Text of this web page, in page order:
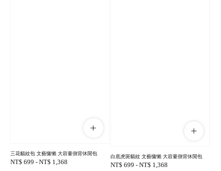
三花貓紋包 文藝慵懶 大容量側背休閒包
Regular
NT$ 699 - NT$ 1,368
白底虎斑貓紋 文藝慵懶 大容量側背休閒包
Regular
NT$ 699 - NT$ 1,368